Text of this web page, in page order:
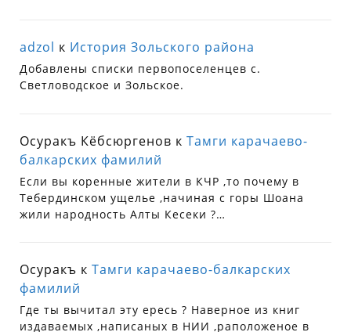
adzol к История Зольского района
Добавлены списки первопоселенцев с.
Светловодское и Зольское.
Осуракъ Кёбсюргенов кТамги карачаево-
балкарских фамилий
Если вы коренные жители в КЧР ,то почему в
Тебердинском ущелье ,начиная с горы Шоана
жили народность Алты Кесеки ?…
Осуракъ кТамги карачаево-балкарских
фамилий
Где ты вычитал эту ересь ? Наверное из книг
издаваемых ,написаных в НИИ ,раположеное в